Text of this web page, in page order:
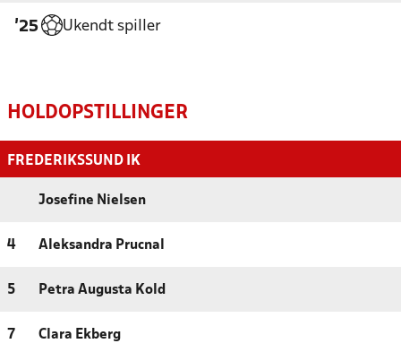
'25 Ukendt spiller
HOLDOPSTILLINGER
FREDERIKSSUND IK
Josefine Nielsen
4 Aleksandra Prucnal
5 Petra Augusta Kold
7 Clara Ekberg